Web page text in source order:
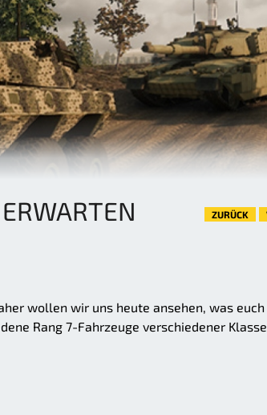
ZURÜCK
wollen wir uns heute ansehen, was
Rang 7-Fahrzeuge verschiedener